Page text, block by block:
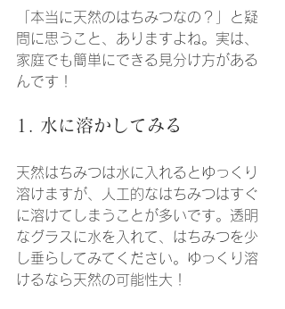
「本当に天然のはちみつなの？」と疑
問に思うこと、ありますよね。実は、
家庭でも簡単にできる見分け方がある
んです！
1. 水に溶かしてみる
天然はちみつは水に入れるとゆっくり
溶けますが、人工的なはちみつはすぐ
に溶けてしまうことが多いです。透明
なグラスに水を入れて、はちみつを少
し垂らしてみてください。ゆっくり溶
けるなら天然の可能性大！